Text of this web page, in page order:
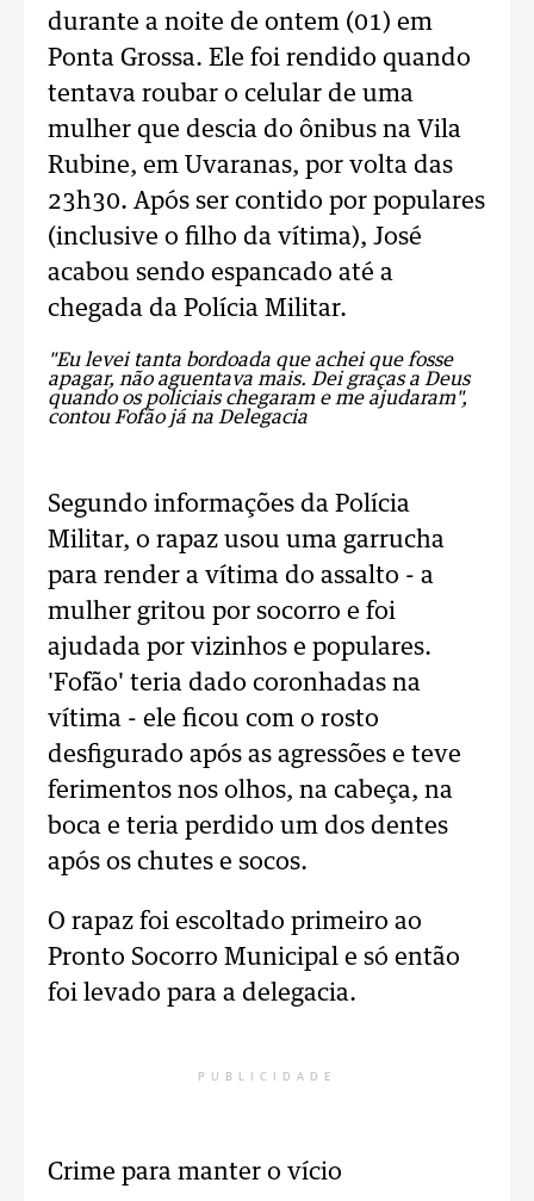
durante a noite de ontem (01) em
Ponta Grossa. Ele foi rendido quando
tentava roubar o celular de uma
mulher que descia do ônibus na Vila
Rubine, em Uvaranas, por volta das
23h30. Após ser contido por populares
(inclusive o filho da vítima), José
acabou sendo espancado até a
chegada da Polícia Militar.
"Eu levei tanta bordoada que achei que fosse
apagar, não aguentava mais. Dei graças a Deus
quando os policiais chegaram e me ajudaram",
contou Fofão já na Delegacia
Segundo informações da Polícia
Militar, o rapaz usou uma garrucha
para render a vítima do assalto - a
mulher gritou por socorro e foi
ajudada por vizinhos e populares.
'Fofão' teria dado coronhadas na
vítima - ele ficou com o rosto
desfigurado após as agressões e teve
ferimentos nos olhos, na cabeça, na
boca e teria perdido um dos dentes
após os chutes e socos.
O rapaz foi escoltado primeiro ao
Pronto Socorro Municipal e só então
foi levado para a delegacia.
PUBLICIDADE
Crime para manter o vício